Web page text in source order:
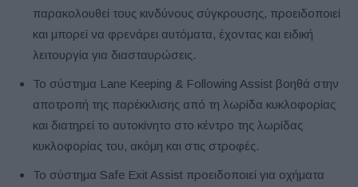
παρακολουθεί τους κινδύνους σύγκρουσης, προειδοποιεί
και μπορεί να φρενάρει αυτόματα, έχοντας και ειδική
λειτουργία για διασταυρώσεις.
Το σύστημα Lane Keeping & Following Assist βοηθά στην
αποτροπή της παρέκκλισης από τη λωρίδα κυκλοφορίας
και διατηρεί το αυτοκίνητο στο κέντρο της λωρίδας
κυκλοφορίας του, ακόμη και στις στροφές.
Το σύστημα Safe Exit Assist προειδοποιεί για οχήματα